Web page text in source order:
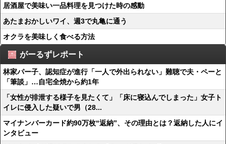
居酒屋で美味い一品料理を見つけた時の感動
あたまおかしいワイ、週3で丸亀に通う
オクラを美味しく食べる方法
がーるずレポート
林家パー子、認知症が進行「一人で外出られない」難聴で夫・ペーと
「筆談」…自宅全焼から約1年
「女性が排泄する様子を見たくて」「床に寝込んでしまった」女子ト
イレに侵入した疑いで男（28...
マイナンバーカード約90万枚“返納”、その理由とは？返納した人にイ
ンタビュー